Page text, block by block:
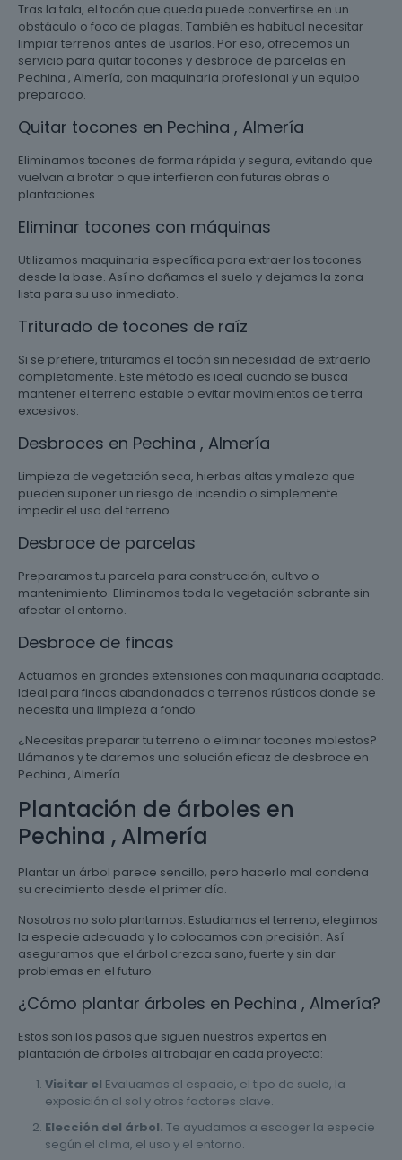
Tras la tala, el tocón que queda puede convertirse en un
obstáculo o foco de plagas. También es habitual necesitar
limpiar terrenos antes de usarlos. Por eso, ofrecemos un
servicio para quitar tocones y desbroce de parcelas en
Pechina , Almería, con maquinaria profesional y un equipo
preparado.
Quitar tocones en Pechina , Almería
Eliminamos tocones de forma rápida y segura, evitando que
vuelvan a brotar o que interfieran con futuras obras o
plantaciones.
Eliminar tocones con máquinas
Utilizamos maquinaria específica para extraer los tocones
desde la base. Así no dañamos el suelo y dejamos la zona
lista para su uso inmediato.
Triturado de tocones de raíz
Si se prefiere, trituramos el tocón sin necesidad de extraerlo
completamente. Este método es ideal cuando se busca
mantener el terreno estable o evitar movimientos de tierra
excesivos.
Desbroces en Pechina , Almería
Limpieza de vegetación seca, hierbas altas y maleza que
pueden suponer un riesgo de incendio o simplemente
impedir el uso del terreno.
Desbroce de parcelas
Preparamos tu parcela para construcción, cultivo o
mantenimiento. Eliminamos toda la vegetación sobrante sin
afectar el entorno.
Desbroce de fincas
Actuamos en grandes extensiones con maquinaria adaptada.
Ideal para fincas abandonadas o terrenos rústicos donde se
necesita una limpieza a fondo.
¿Necesitas preparar tu terreno o eliminar tocones molestos?
Llámanos y te daremos una solución eficaz de desbroce en
Pechina , Almería.
Plantación de árboles en
Pechina , Almería
Plantar un árbol parece sencillo, pero hacerlo mal condena
su crecimiento desde el primer día.
Nosotros no solo plantamos. Estudiamos el terreno, elegimos
la especie adecuada y lo colocamos con precisión. Así
aseguramos que el árbol crezca sano, fuerte y sin dar
problemas en el futuro.
¿Cómo plantar árboles en Pechina , Almería?
Estos son los pasos que siguen nuestros expertos en
plantación de árboles al trabajar en cada proyecto:
Visitar el Evaluamos el espacio, el tipo de suelo, la
exposición al sol y otros factores clave.
Elección del árbol. Te ayudamos a escoger la especie
según el clima, el uso y el entorno.